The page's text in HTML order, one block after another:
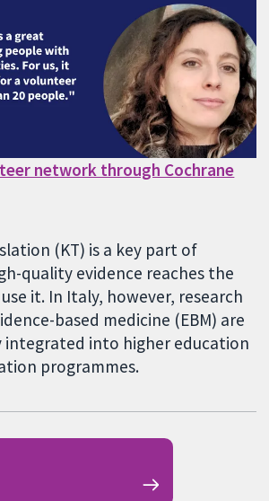
network through Cochrane
(KT) is a key part of
quality evidence reaches the
it. In Italy, however, research
based medicine (EBM) are
into higher education
programmes.